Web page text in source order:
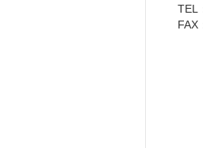
TEL
FAX